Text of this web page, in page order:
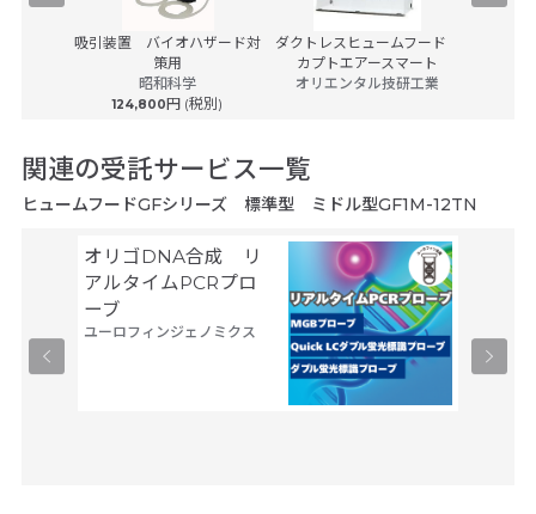
吸引装置 バイオハザード対
策用
昭和科学
124,800円 (税別)
ダクトレスヒュームフード
カプトエアースマート
オリエンタル技研工業
関連の受託サービス一覧
ヒュームフードGFシリーズ 標準型 ミドル型GF1M-12TN
オリゴDNA合成 リ
アルタイムPCRプロ
ーブ
ユーロフィンジェノミクス